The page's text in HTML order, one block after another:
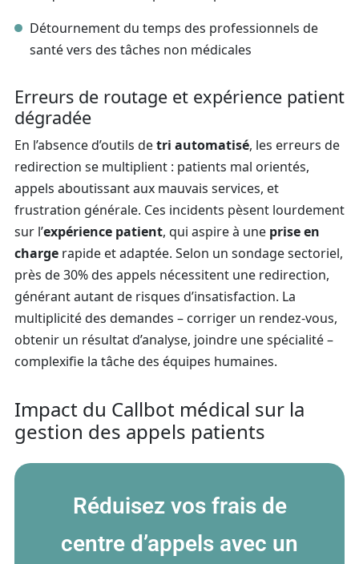
Détournement du temps des professionnels de
santé vers des tâches non médicales
Erreurs de routage et expérience patient
dégradée
En l’absence d’outils detri automatisé, les erreurs de
redirection se multiplient : patients mal orientés,
appels aboutissant aux mauvais services, et
frustration générale. Ces incidents pèsent lourdement
sur l’expérience patient, qui aspire à une prise en
charge rapide et adaptée. Selon un sondage sectoriel,
près de 30% des appels nécessitent une redirection,
générant autant de risques d’insatisfaction. La
multiplicité des demandes – corriger un rendez-vous,
obtenir un résultat d’analyse, joindre une spécialité –
complexifie la tâche des équipes humaines.
Impact du Callbot médical sur la
gestion des appels patients
Réduisez vos frais de
centre d’appels avec un